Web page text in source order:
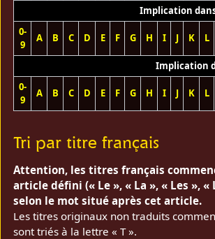
Implication
0-
9
A B C D E F G H I J K L
Implication
0-
9
A B C D E F G H I J K L
Tri par titre français
Attention, les titres français
article défini (« Le », « La », « Les »,
selon le mot situé après cet article.
Les titres originaux non traduits
sont triés à la lettre « T ».